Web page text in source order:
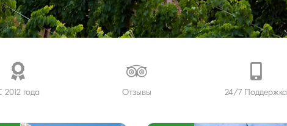
2012 года Отзывы 24/7 Поддержка